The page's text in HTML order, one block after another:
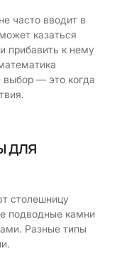
часто вводит в
казаться
прибавить к нему
выбор — это когда
для
столешницу
подводные камни
Разные типы